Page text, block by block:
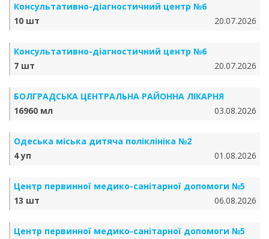
Консультативно-діагностичний центр №6
10 шт
20.07.2026
Консультативно-діагностичний центр №6
7 шт
20.07.2026
БОЛГРАДСЬКА ЦЕНТРАЛЬНА РАЙОННА ЛІКАРНЯ
16960 мл
03.08.2026
Одеська міська дитяча поліклініка №2
4 уп
01.08.2026
Центр первинної медико-санітарної допомоги №5
13 шт
06.08.2026
Центр первинної медико-санітарної допомоги №5